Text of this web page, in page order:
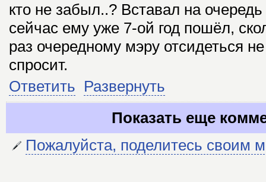
кто не забыл..? Вставал на
сейчас ему уже 7-ой год пошёл,
раз очередному мэру отсидеться
спросит.
Ответить Развернуть
Показать еще
Пожалуйста, поделитесь своим